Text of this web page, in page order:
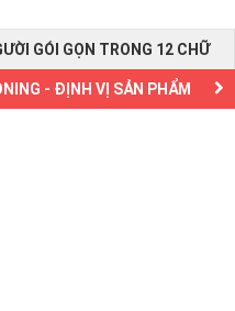
GÓI GỌN TRONG 12 CHỮ
- ĐỊNH VỊ SẢN PHẨM